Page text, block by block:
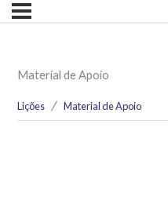
Material de Apoio
Lições Material de Apoio